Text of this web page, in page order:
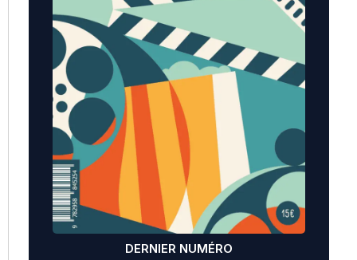
DERNIER NUMÉRO